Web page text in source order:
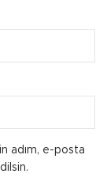
adım, e-posta